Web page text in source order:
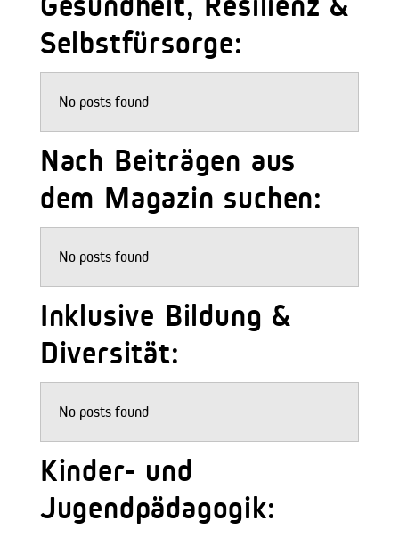
Selbstfürsorge:
No posts found
Nach Beiträgen aus
dem Magazin suchen:
No posts found
Inklusive Bildung &
Diversität:
No posts found
Kinder- und
Jugendpädagogik: